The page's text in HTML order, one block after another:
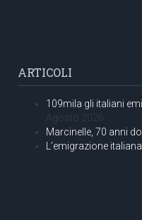
ARTICOLI
109mila gli italiani
Agosto 2026
Marcinelle, 70 anni
L’emigrazione